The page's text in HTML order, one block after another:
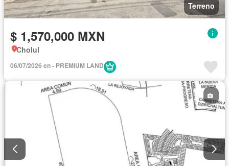
Terreno
$ 1,570,000 MXN
Cholul
06/07/2026 en - PREMIUM LAND